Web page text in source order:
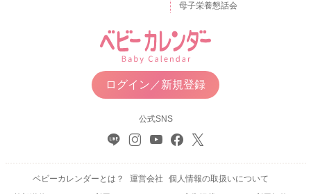
母子栄養懇話会
ログイン／新規登録
公式SNS
ベビーカレンダーとは？ 運営会社
個人情報の取扱いについて